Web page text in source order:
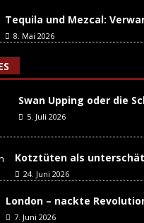
Tequila und Mezcal:
8. Mai 2026
Swan Upping oder die
5. Juli 2026
Kotztüten als
24. Juni 2026
London – nackte
7. Juni 2026